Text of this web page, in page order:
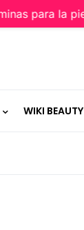
para la piel
WIKI BEAUTY